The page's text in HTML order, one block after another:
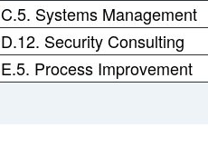
C.5. Systems Management
D.12. Security Consulting
E.5. Process Improvement